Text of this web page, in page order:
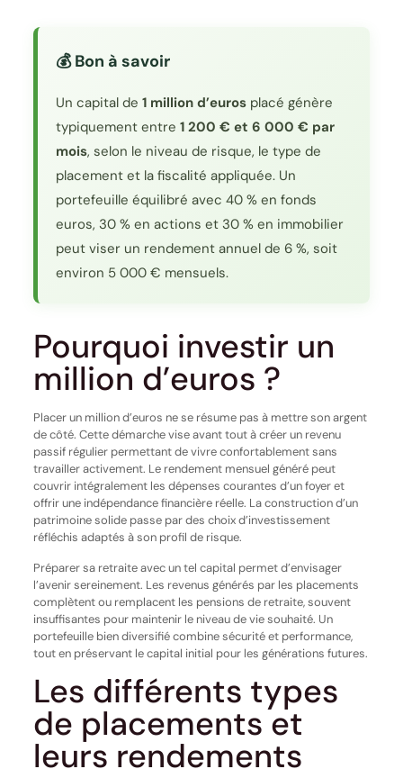
💰 Bon à savoir
Un capital de 1 million d’eurosplacé génère
typiquement entre 1 200 € et 6 000 € par
mois, selon le niveau de risque, le type de
placement et la fiscalité appliquée. Un
portefeuille équilibré avec 40 % en fonds
euros, 30 % en actions et 30 % en immobilier
peut viser un rendement annuel de 6 %, soit
environ 5 000 € mensuels.
Pourquoi investir un
million d’euros ?
Placer un million d’euros ne se résume pas à mettre son argent
de côté. Cette démarche vise avant tout à créer un revenu
passif régulier permettant de vivre confortablement sans
travailler activement. Le rendement mensuel généré peut
couvrir intégralement les dépenses courantes d’un foyer et
offrir une indépendance financière réelle. La construction d’un
patrimoine solide passe par des choix d’investissement
réfléchis adaptés à son profil de risque.
Préparer sa retraite avec un tel capital permet d’envisager
l’avenir sereinement. Les revenus générés par les placements
complètent ou remplacent les pensions de retraite, souvent
insuffisantes pour maintenir le niveau de vie souhaité. Un
portefeuille bien diversifié combine sécurité et performance,
tout en préservant le capital initial pour les générations futures.
Les différents types
de placements et
leurs rendements